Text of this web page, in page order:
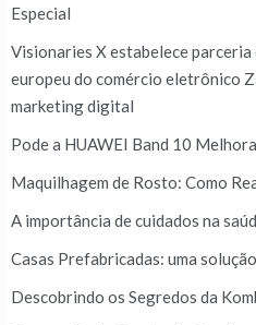
Especial
Visionaries X estabelece
europeu do comércio eletrônico
marketing digital
Pode a HUAWEI Band 10
Maquilhagem de Rosto: Como
A importância de cuidados na
Casas Prefabricadas: uma
Descobrindo os Segredos da